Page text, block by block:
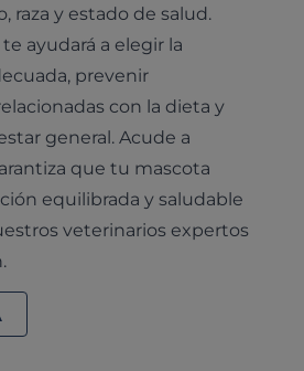
raza y estado de salud.
ayudará a elegir la
prevenir
con la dieta y
general. Acude a
que tu mascota
equilibrada y saludable
veterinarios expertos